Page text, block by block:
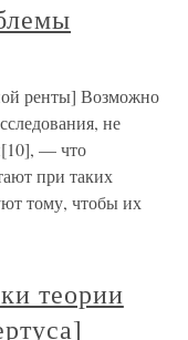
ренты] Возможно
не
— что
при таких
тому, чтобы их
теории